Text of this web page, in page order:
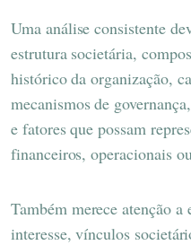
Uma análise consistente
estrutura societária,
histórico da organização,
mecanismos de
e fatores que possam
financeiros, operacionais
Também merece atenção
interesse, vínculos